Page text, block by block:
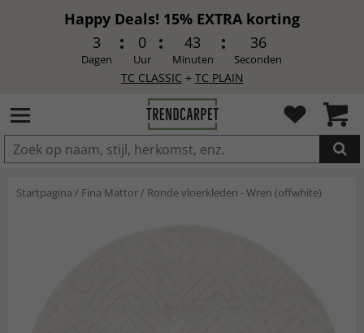
Happy Deals! 15% EXTRA korting
3
Dagen
0
Uur
43
Minuten
34
Seconden
TC CLASSIC + TC PLAIN
IN DE WINKELWAGEN GELEGD
Startpagina / Fina Mattor/ Ronde vloerkleden - Wren (offwhite)